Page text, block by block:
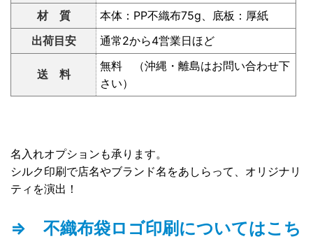
材 質
本体：PP不織布75g、底板：厚紙
出荷目安
通常2から4営業日ほど
送 料
無料 （沖縄・離島はお問い合わせ下
さい）
名入れオプションも承ります。
シルク印刷で店名やブランド名をあしらって、オリジナリ
ティを演出！
⇒ 不織布袋ロゴ印刷についてはこち